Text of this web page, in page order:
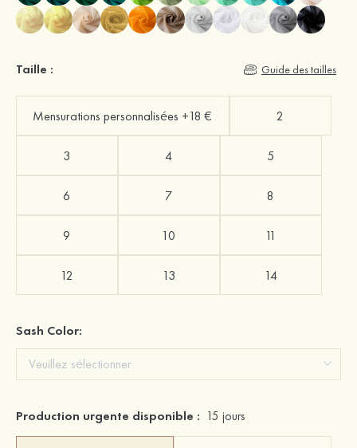
Taille : Guide des tailles
Mensurations personnalisées +18 € 2
3 4 5
6 7 8
9 10 11
12 13 14
Sash Color:
Production urgente disponible : 15 jours